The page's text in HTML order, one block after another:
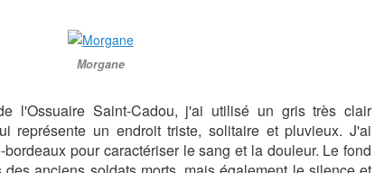
Morgane
l'Ossuaire Saint-Cadou, j'ai utilisé un gris très clair
représente un endroit triste, solitaire et pluvieux. J'ai
pour caractériser le sang et la douleur. Le fond